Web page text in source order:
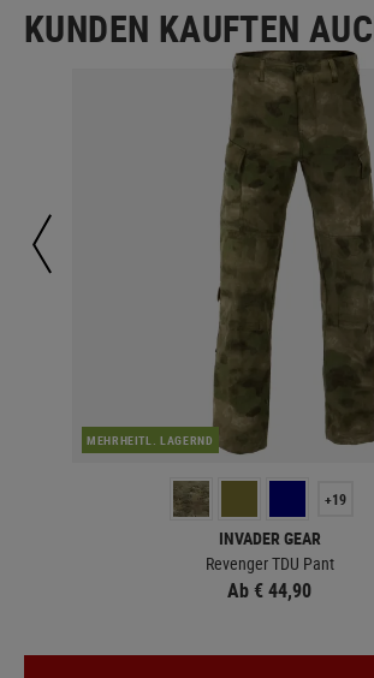
KUNDEN KAUFTEN
MEHRHEITL. LAGERND
+19
INVADER GEAR
Revenger TDU Pant
Ab € 44,90